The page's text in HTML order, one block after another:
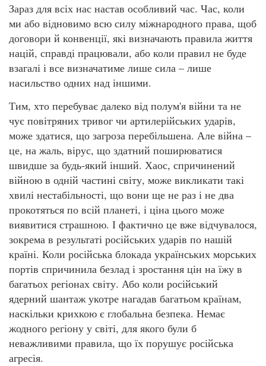
Зараз для всіх нас настав особливий час. Час, коли
ми або відновимо всю силу міжнародного права, щоб
договори й конвенції, які визначають правила життя
націй, справді працювали, або коли правил не буде
взагалі і все визначатиме лише сила – лише
насильство одних над іншими.
Тим, хто перебуває далеко від полум'я війни та не
чує повітряних тривог чи артилерійських ударів,
може здатися, що загроза перебільшена. Але війна –
це, на жаль, вірус, що здатний поширюватися
швидше за будь-який інший. Хаос, спричинений
війною в одній частині світу, може викликати такі
хвилі нестабільності, що вони ще не раз і не два
прокотяться по всій планеті, і ціна цього може
виявитися страшною. І фактично це вже відчувалося,
зокрема в результаті російських ударів по нашій
країні. Коли російська блокада українських морських
портів спричинила безлад і зростання цін на їжу в
багатьох регіонах світу. Або коли російський
ядерний шантаж укотре нагадав багатьом країнам,
наскільки крихкою є глобальна безпека. Немає
жодного регіону у світі, для якого були б
неважливими правила, що їх порушує російська
агресія.